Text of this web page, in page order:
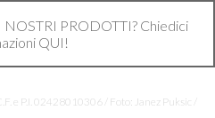
PRODOTTI? Chiedici
QUI!
e P.I. 02428010306 / Foto: Janez Puksic /